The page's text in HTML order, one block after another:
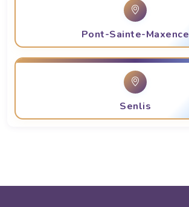
Pont-Sainte-Maxence
Senlis